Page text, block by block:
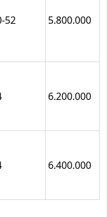
52 5.800.000
6.200.000
6.400.000